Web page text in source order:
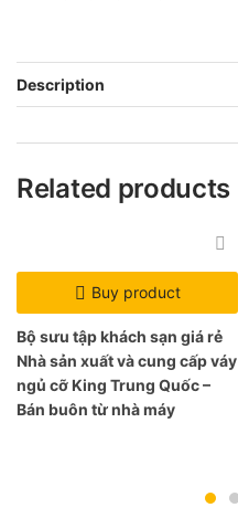
Description
Related products
Buy product
Bộ sưu tập khách sạn giá rẻ
Nhà sản xuất và cung cấp váy
ngủ cỡ King Trung Quốc –
Bán buôn từ nhà máy